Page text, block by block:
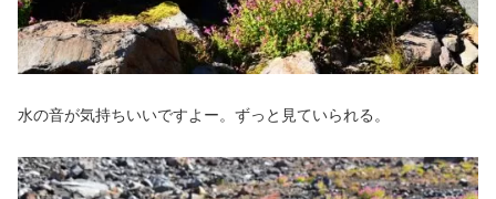
水の音が気持ちいいですよー。ずっと見ていられる。